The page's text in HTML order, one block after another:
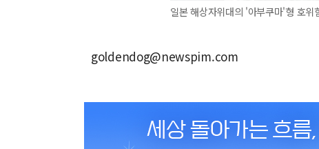
일본 해상자위대의 '아부쿠마'형 호
goldendog@newspim.com